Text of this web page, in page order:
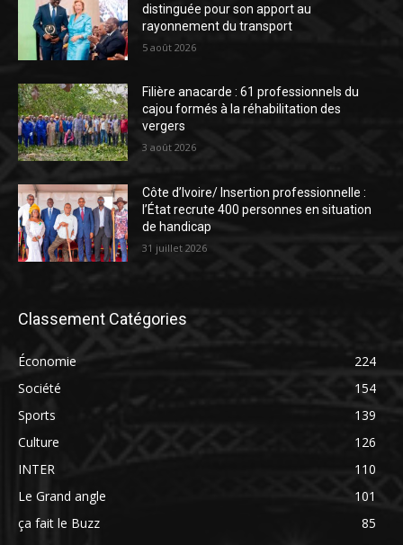
distinguée pour son apport au
rayonnement du transport
5 août 2026
Filière anacarde : 61 professionnels du
cajou formés à la réhabilitation des
vergers
3 août 2026
Côte d’Ivoire/ Insertion professionnelle :
l’État recrute 400 personnes en situation
de handicap
31 juillet 2026
Classement Catégories
Économie
224
Société
154
Sports
139
Culture
126
INTER
110
Le Grand angle
101
ça fait le Buzz
85